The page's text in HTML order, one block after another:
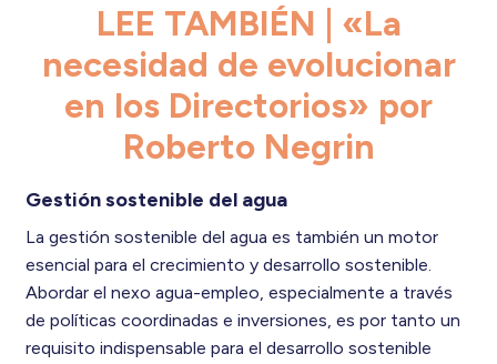
LEE TAMBIÉN | «La
necesidad de evolucionar
en los Directorios» por
Roberto Negrin
Gestión sostenible del agua
La gestión sostenible del agua es también un motor
esencial para el crecimiento y desarrollo sostenible.
Abordar el nexo agua-empleo, especialmente a través
de políticas coordinadas e inversiones, es por tanto un
requisito indispensable para el desarrollo sostenible